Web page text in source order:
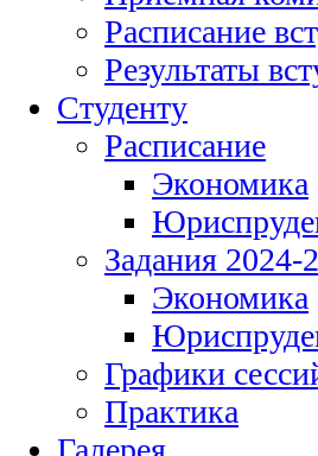
Расписание
Результаты
Студенту
Расписание
Экономика
Задания 2024-
Экономика
Графики
Практика